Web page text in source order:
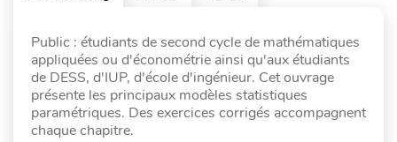
Public : étudiants de second cycle de mathématiques
appliquées ou d'économétrie ainsi qu'aux étudiants
de DESS, d'IUP, d'école d'ingénieur. Cet ouvrage
présente les principaux modèles statistiques
paramétriques. Des exercices corrigés accompagnent
chaque chapitre.